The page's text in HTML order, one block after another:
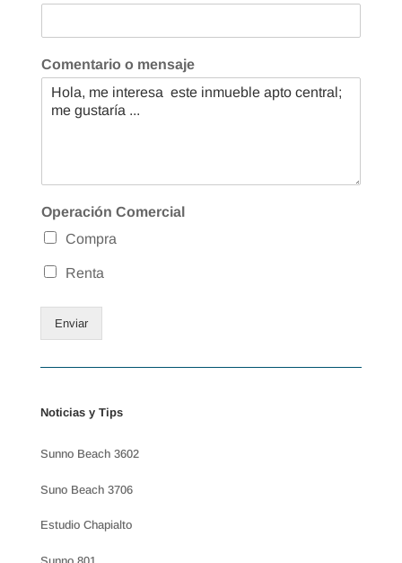
Comentario o mensaje
Operación Comercial
Compra
Renta
Enviar
Noticias y Tips
Sunno Beach 3602
Suno Beach 3706
Estudio Chapialto